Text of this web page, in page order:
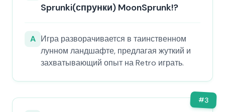
Sprunki(спрунки) MoonSprunk!?
A Игра разворачивается в таинственном
лунном ландшафте, предлагая жуткий и
захватывающий опыт на Retro играть.
#3